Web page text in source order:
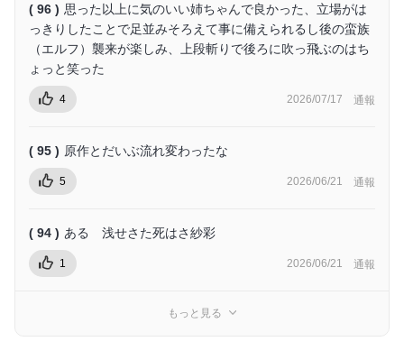
( 96 ) 思った以上に気のいい姉ちゃんで良かった、立場がは
っきりしたことで足並みそろえて事に備えられるし後の蛮族
（エルフ）襲来が楽しみ、上段斬りで後ろに吹っ飛ぶのはち
ょっと笑った
4 2026/07/17 通報
( 95 ) 原作とだいぶ流れ変わったな
5 2026/06/21 通報
( 94 ) ある 浅せさた死はさ紗彩
1 2026/06/21 通報
もっと見る